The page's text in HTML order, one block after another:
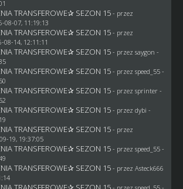
TRANSFEROWE✰ SEZON 15 - przez
08-07, 11:19:13
TRANSFEROWE✰ SEZON 15 - przez
08-14, 12:11:11
TRANSFEROWE✰ SEZON 15 - przez saygon -
TRANSFEROWE✰ SEZON 15 - przez speed_55 -
TRANSFEROWE✰ SEZON 15 - przez sprinter -
TRANSFEROWE✰ SEZON 15 - przez dybi -
TRANSFEROWE✰ SEZON 15 - przez
19, 19:37:05
TRANSFEROWE✰ SEZON 15 - przez speed_55 -
TRANSFEROWE✰ SEZON 15 - przez Asteck666